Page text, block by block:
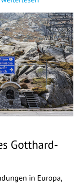
Gotthard-
in Europa,